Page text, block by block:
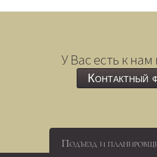
У Вас есть к
Контактный
Подъезд и